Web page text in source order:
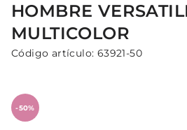
HOMBRE
MULTICOLOR
Código artículo: 63921-50
-50%